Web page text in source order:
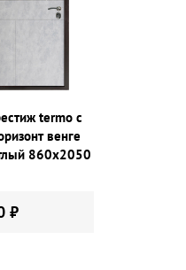
termo с
венге
860х2050
₽